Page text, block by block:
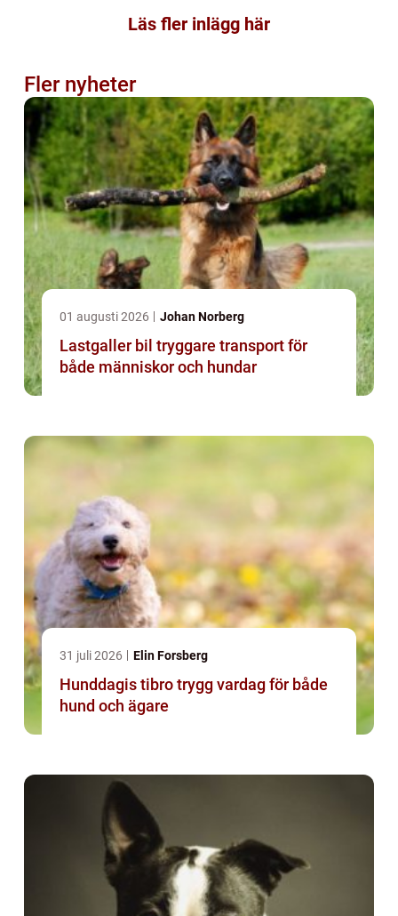
Läs fler inlägg här
Fler nyheter
01 augusti 2026 Johan Norberg
Lastgaller bil tryggare transport för
både människor och hundar
31 juli 2026 Elin Forsberg
Hunddagis tibro trygg vardag för både
hund och ägare